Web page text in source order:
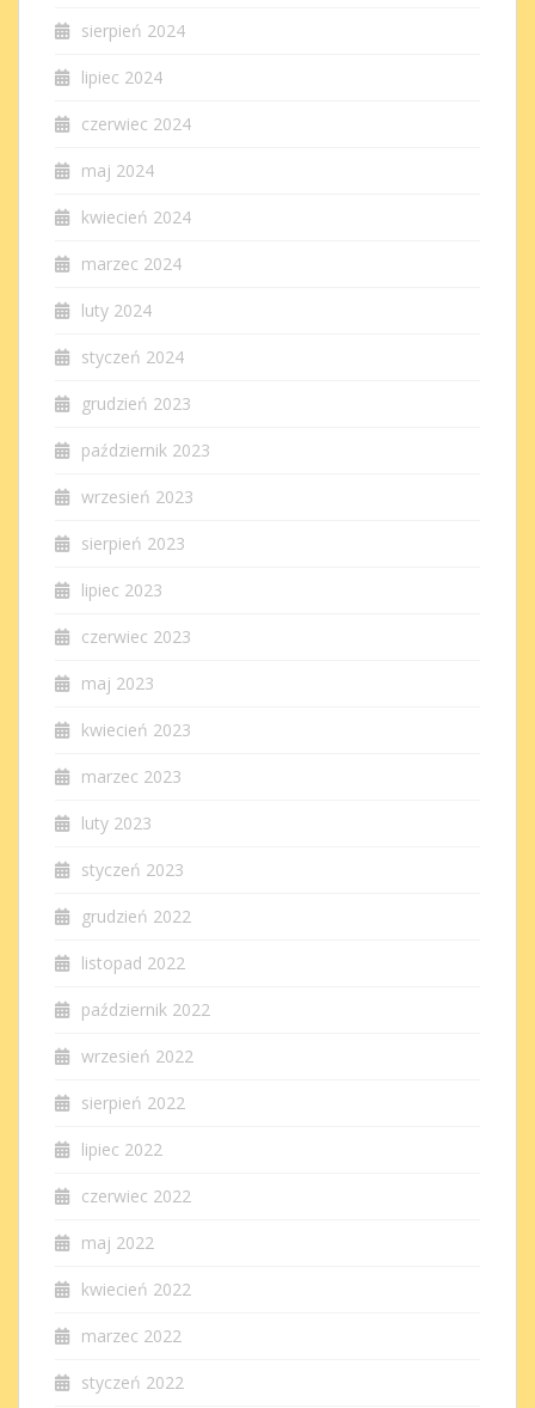
sierpień 2024
lipiec 2024
czerwiec 2024
maj 2024
kwiecień 2024
marzec 2024
luty 2024
styczeń 2024
grudzień 2023
październik 2023
wrzesień 2023
sierpień 2023
lipiec 2023
czerwiec 2023
maj 2023
kwiecień 2023
marzec 2023
luty 2023
styczeń 2023
grudzień 2022
listopad 2022
październik 2022
wrzesień 2022
sierpień 2022
lipiec 2022
czerwiec 2022
maj 2022
kwiecień 2022
marzec 2022
styczeń 2022